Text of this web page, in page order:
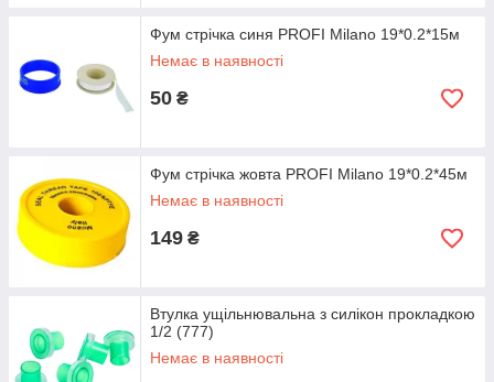
Фум стрічка синя PROFI Milano 19*0.2*15м
Немає в наявності
50 ₴
Фум стрічка жовта PROFI Milano 19*0.2*45м
Немає в наявності
149 ₴
Втулка ущільнювальна з силікон прокладкою
1/2 (777)
Немає в наявності